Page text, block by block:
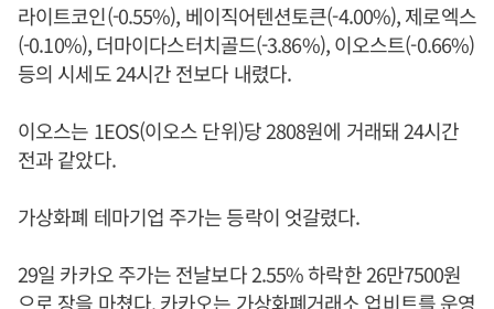
라이트코인(-0.55%), 베이직어텐션토큰(-4.00%), 제로엑스
(-0.10%), 더마이다스터치골드(-3.86%), 이오스트(-0.66%)
등의 시세도 24시간 전보다 내렸다.
이오스는 1EOS(이오스 단위)당 2808원에 거래돼 24시간
전과 같았다.
가상화폐 테마기업 주가는 등락이 엇갈렸다.
29일 카카오 주가는 전날보다 2.55% 하락한 26만7500원
으로 장을 마쳤다. 카카오는 가상화폐거래소 업비트를 운영